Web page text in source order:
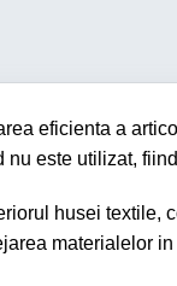
eficienta a
este utilizat,
husei
materialelor